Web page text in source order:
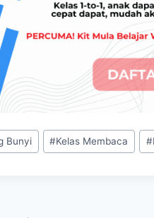
Bunyi #Kelas Membaca #